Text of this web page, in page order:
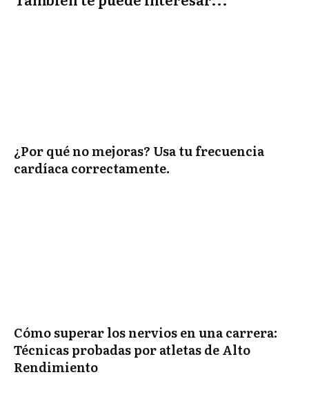
¿Por qué no mejoras? Usa tu frecuencia
cardíaca correctamente.
Cómo superar los nervios en una carrera:
Técnicas probadas por atletas de Alto
Rendimiento